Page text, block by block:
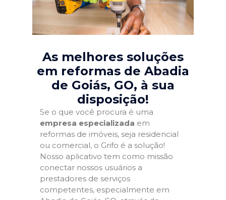
As melhores soluções
em reformas de Abadia
de Goiás, GO, à sua
disposição!
Se o que você procura é uma
empresa especializada em
reformas de imóveis, seja residencial
ou comercial, o Grifo é a solução!
Nosso aplicativo tem como missão
conectar nossos usuários a
prestadores de serviços
competentes, especialmente em